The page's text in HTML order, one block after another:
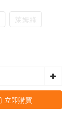
萊姆綠
立即購買